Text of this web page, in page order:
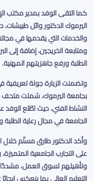
كما التقى الوفد بمدير مكتب
اليرموك الدكتور وائل
والخدمات التي يقدمها في
ومتابعة الخريجين، إضافة إلى
الطلبة ورفع جاهزيتهم المهنية.
وتضمنت الزيارة جولة
بجامعة اليرموك، شملت متحف
النشاط الفني، حيث اطّلع الوفد
الجامعة في مجال رعاية
وأكد الدكتور طارق مسلّم خلال
على التجارب الجامعية
وتأهيلهم لسوق العمل،